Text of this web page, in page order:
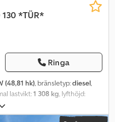
130 *TÜR*
Ringa
(48,81 hk), bränsletyp:diesel,
lastvikt:1 308 kg, lyfthöjd:
, däckens skick:
2015, drifttimmar: